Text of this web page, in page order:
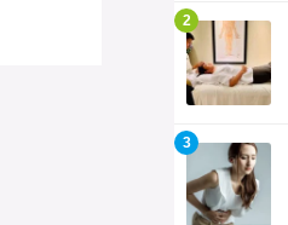
2
3